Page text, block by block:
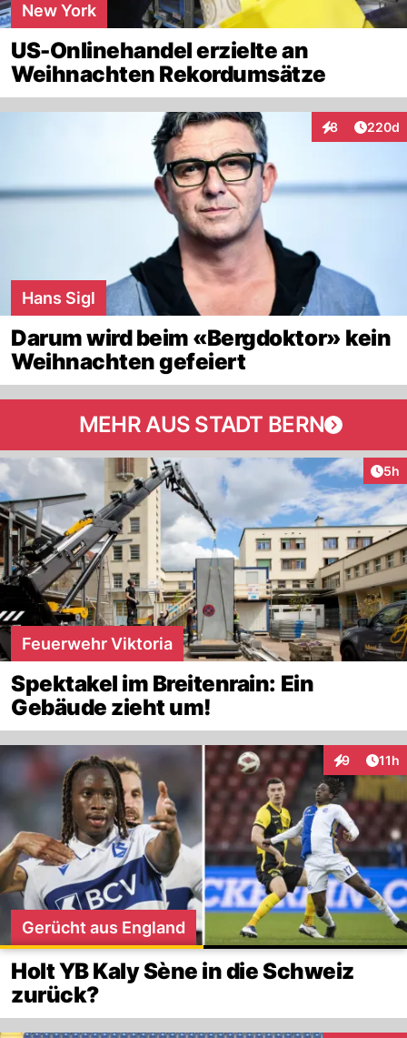
New York
US-Onlinehandel erzielte an
Weihnachten Rekordumsätze
8
Interaktionen
220d
Hans Sigl
Darum wird beim «Bergdoktor» kein
Weihnachten gefeiert
MEHR AUS STADT BERN
5h
Feuerwehr Viktoria
Spektakel im Breitenrain: Ein
Gebäude zieht um!
9 11h
Gerücht aus England
Holt YB Kaly Sène in die Schweiz
zurück?